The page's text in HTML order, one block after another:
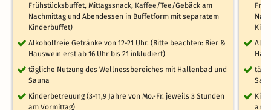
Frühstücksbuffet, Mittagssnack, Kaffee/Tee/Gebäck am
Nachmittag und Abendessen in Buffetform mit separatem
Kinderbuffet)
Alkoholfreie Getränke von 12-21 Uhr. (Bitte beachten: Bier &
Hauswein erst ab 16 Uhr bis 21 inkludiert)
tägliche Nutzung des Wellnessbereiches mit Hallenbad und
Sauna
Kinderbetreuung (3-11,9 Jahre von Mo.-Fr. jeweils 3 Stunden
am Vormittag)
am